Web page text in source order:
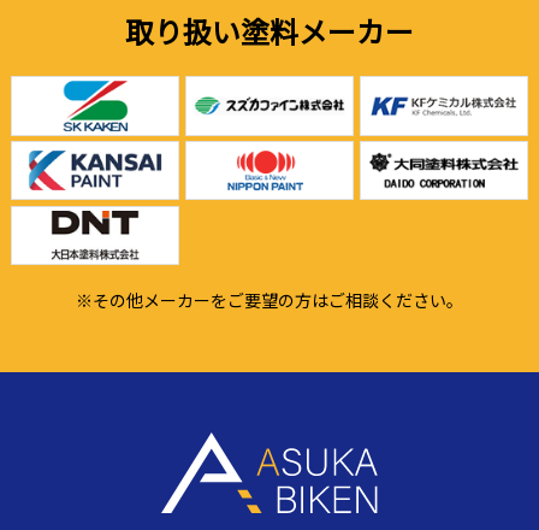
取り扱い塗料メーカー
※その他メーカーをご要望の方はご相談ください。